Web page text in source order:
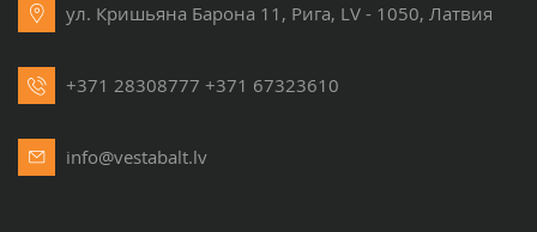
ул. Кришьяна Барона 11, Рига, LV - 1050, Латвия
+371 28308777 +371 67323610
info@vestabalt.lv